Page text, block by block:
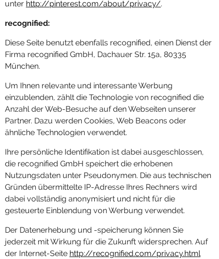
unter http://pinterest.com/about/privacy/.
recognified:
Diese Seite benutzt ebenfalls recognified, einen Dienst der
Firma recognified GmbH, Dachauer Str. 15a, 80335
München.
Um Ihnen relevante und interessante Werbung
einzublenden, zählt die Technologie von recognified die
Anzahl der Web-Besuche auf den Webseiten unserer
Partner. Dazu werden Cookies, Web Beacons oder
ähnliche Technologien verwendet.
Ihre persönliche Identifikation ist dabei ausgeschlossen,
die recognified GmbH speichert die erhobenen
Nutzungsdaten unter Pseudonymen. Die aus technischen
Gründen übermittelte IP-Adresse Ihres Rechners wird
dabei vollständig anonymisiert und nicht für die
gesteuerte Einblendung von Werbung verwendet.
Der Datenerhebung und -speicherung können Sie
jederzeit mit Wirkung für die Zukunft widersprechen. Auf
der Internet-Seite http://recognified.com/privacy.html